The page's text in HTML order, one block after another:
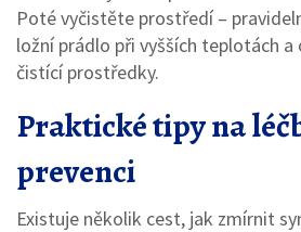
Poté vyčistěte prostředí –
ložní prádlo při vyšších teplotách
čistící prostředky.
Praktické tipy na
prevenci
Existuje několik cest, jak zmírnit